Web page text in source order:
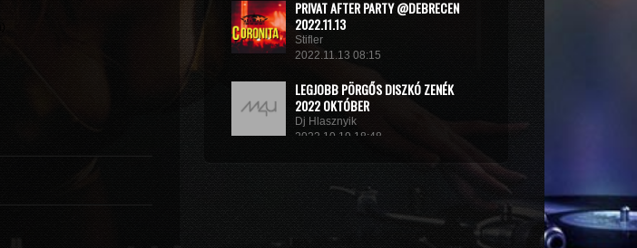
PRIVAT AFTER PARTY @DEBRECEN
2022.11.13
Stifler
2022.11.13 08:15
LEGJOBB PÖRGŐS DISZKÓ ZENÉK
2022 OKTÓBER
Dj Hlasznyik
2022.10.19 18:48
DJ RADEK
2022.09.02 10:40